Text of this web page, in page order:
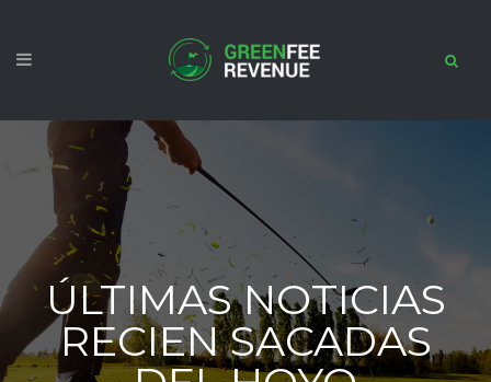
ÚLTIMAS NOTICIAS
RECIEN SACADAS